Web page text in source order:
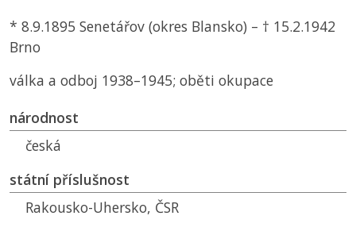
* 8.9.1895 Senetářov (okres Blansko) – † 15.2.1942
Brno
válka a odboj 1938–1945; oběti okupace
národnost
česká
státní příslušnost
Rakousko-Uhersko, ČSR